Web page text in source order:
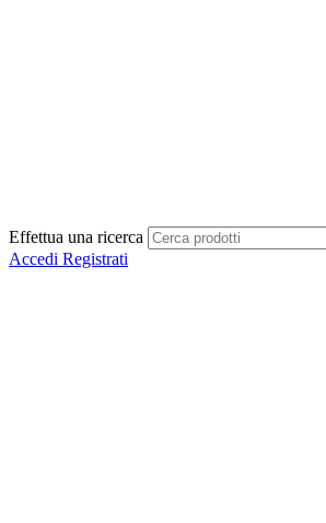
Effettua una ricerca
Accedi Registrati